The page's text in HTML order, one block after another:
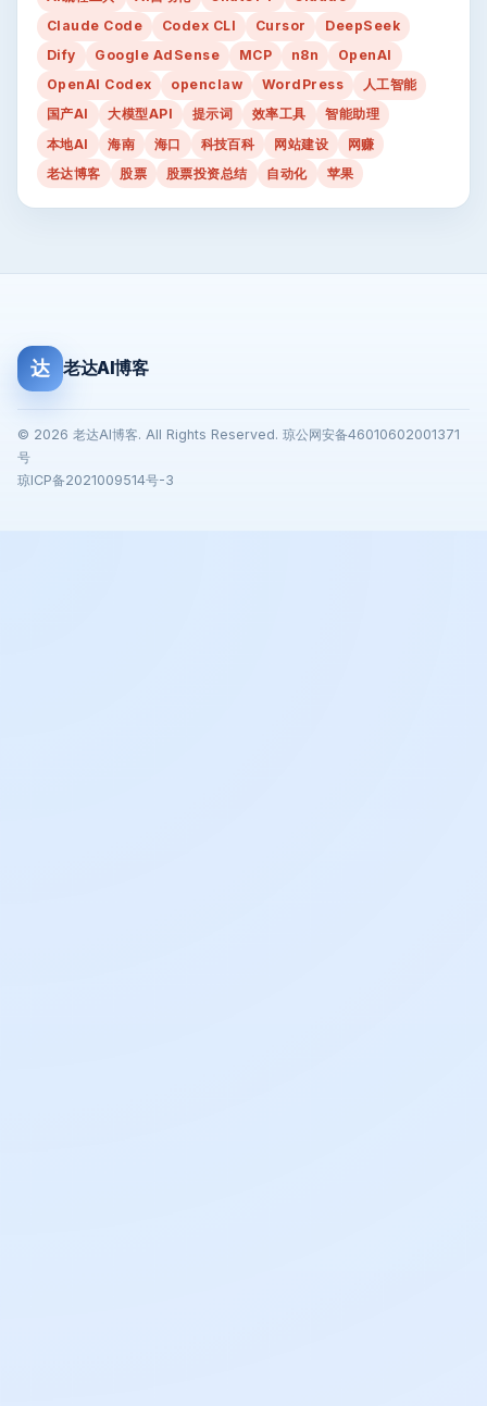
Claude Code
Codex CLI Cursor
DeepSeek
Dify
Google AdSense MCP n8n
OpenAI
OpenAI Codex
openclaw WordPress
人工智能
国产AI
大模型API 提示词 效率工具
智能助理
本地AI
海南 海口 科技百科 网站建设
网赚
老达博客
股票 股票投资总结 自动化 苹果
达 老达AI博客
© 2026 老达AI博客. All Rights Reserved. 琼公网安备46010602001371
号
琼ICP备2021009514号-3